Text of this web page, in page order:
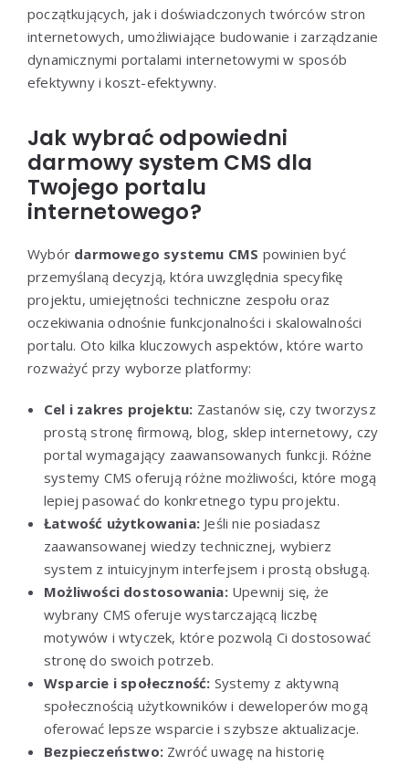
początkujących, jak i doświadczonych twórców stron
internetowych, umożliwiające budowanie i zarządzanie
dynamicznymi portalami internetowymi w sposób
efektywny i koszt-efektywny.
Jak wybrać odpowiedni
darmowy system CMS dla
Twojego portalu
internetowego?
Wybór darmowego systemu CMS powinien być
przemyślaną decyzją, która uwzględnia specyfikę
projektu, umiejętności techniczne zespołu oraz
oczekiwania odnośnie funkcjonalności i skalowalności
portalu. Oto kilka kluczowych aspektów, które warto
rozważyć przy wyborze platformy:
Cel i zakres projektu: Zastanów się, czy tworzysz
prostą stronę firmową, blog, sklep internetowy, czy
portal wymagający zaawansowanych funkcji. Różne
systemy CMS oferują różne możliwości, które mogą
lepiej pasować do konkretnego typu projektu.
Łatwość użytkowania: Jeśli nie posiadasz
zaawansowanej wiedzy technicznej, wybierz
system z intuicyjnym interfejsem i prostą obsługą.
Możliwości dostosowania:Upewnij się, że
wybrany CMS oferuje wystarczającą liczbę
motywów i wtyczek, które pozwolą Ci dostosować
stronę do swoich potrzeb.
Wsparcie i społeczność: Systemy z aktywną
społecznością użytkowników i deweloperów mogą
oferować lepsze wsparcie i szybsze aktualizacje.
Bezpieczeństwo: Zwróć uwagę na historię